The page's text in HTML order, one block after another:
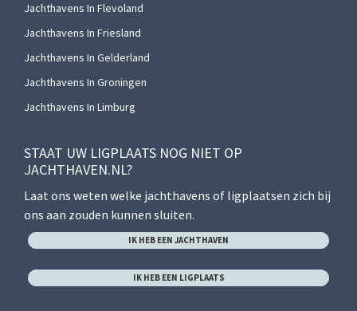
Jachthavens In Flevoland
Jachthavens In Friesland
Jachthavens In Gelderland
Jachthavens In Groningen
Jachthavens In Limburg
STAAT UW LIGPLAATS NOG NIET OP
JACHTHAVEN.NL?
Laat ons weten welke jachthavens of ligplaatsen zich bij
ons aan zouden kunnen sluiten.
IK HEB EEN JACHTHAVEN
IK HEB EEN LIGPLAATS